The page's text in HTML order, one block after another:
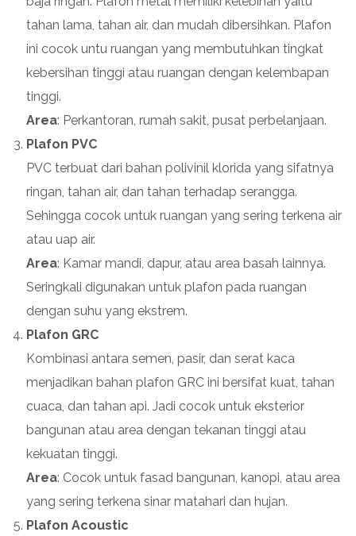
tahan lama, tahan air, dan mudah dibersihkan. Plafon
ini cocok untu ruangan yang membutuhkan tingkat
kebersihan tinggi atau ruangan dengan kelembapan
tinggi.
Area: Perkantoran, rumah sakit, pusat perbelanjaan.
Plafon PVC
PVC terbuat dari bahan polivinil klorida yang sifatnya
ringan, tahan air, dan tahan terhadap serangga.
Sehingga cocok untuk ruangan yang sering terkena air
atau uap air.
Area: Kamar mandi, dapur, atau area basah lainnya.
Seringkali digunakan untuk plafon pada ruangan
dengan suhu yang ekstrem.
Plafon GRC
Kombinasi antara semen, pasir, dan serat kaca
menjadikan bahan plafon GRC ini bersifat kuat, tahan
cuaca, dan tahan api. Jadi cocok untuk eksterior
bangunan atau area dengan tekanan tinggi atau
kekuatan tinggi.
Area: Cocok untuk fasad bangunan, kanopi, atau area
yang sering terkena sinar matahari dan hujan.
Plafon Acoustic